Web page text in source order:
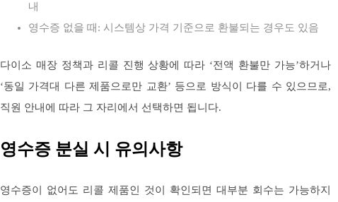
내
영수증 없을 때: 시스템상 가격 기준으로 환불되는 경우도 있음
다이소 매장 정책과 리콜 진행 상황에 따라 ‘전액 환불만 가능’하거나
‘동일 가격대 다른 제품으로만 교환’ 등으로 방식이 다를 수 있으므로,
직원 안내에 따라 그 자리에서 선택하면 됩니다.
영수증 분실 시 유의사항
영수증이 없어도 리콜 제품인 것이 확인되면 대부분 회수는 가능하지